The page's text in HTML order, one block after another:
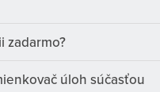
zadarmo?
úloh súčasťou